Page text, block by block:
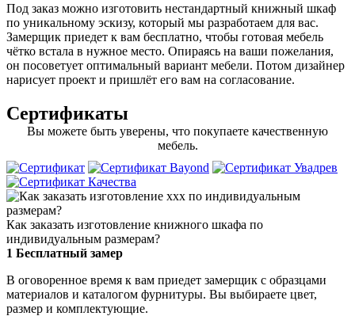
Под заказ можно изготовить нестандартный книжный шкаф
по уникальному эскизу, который мы разработаем для вас.
Замерщик приедет к вам бесплатно, чтобы готовая мебель
чётко встала в нужное место. Опираясь на ваши пожелания,
он посоветует оптимальный вариант мебели. Потом дизайнер
нарисует проект и пришлёт его вам на согласование.
Сертификаты
Вы можете быть уверены, что покупаете качественную
мебель.
Как заказать изготовление книжного шкафа по
индивидуальным размерам?
1 Бесплатный замер
В оговоренное время к вам приедет замерщик с образцами
материалов и каталогом фурнитуры. Вы выбираете цвет,
размер и комплектующие.